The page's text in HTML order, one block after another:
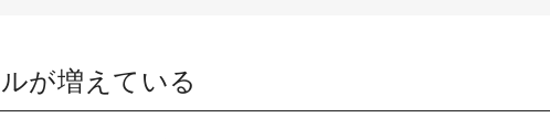
が増えている